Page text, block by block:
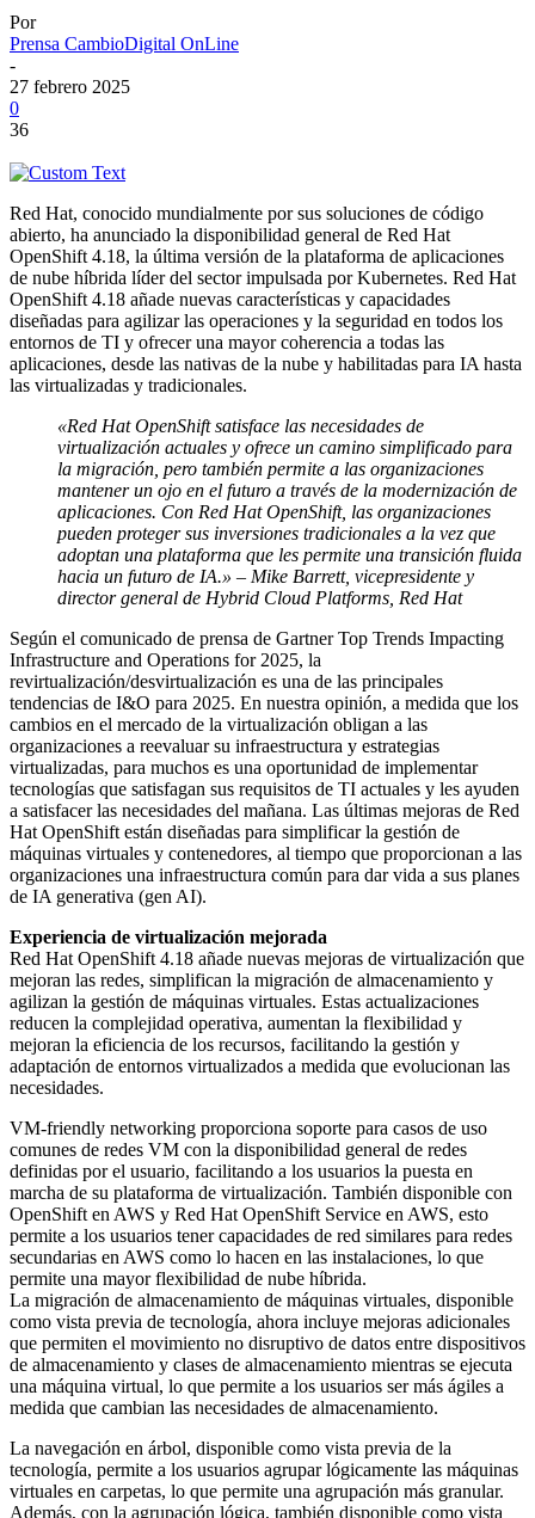
Por
Prensa CambioDigital OnLine
-
27 febrero 2025
0
36
Red Hat, conocido mundialmente por sus soluciones de código
abierto, ha anunciado la disponibilidad general de Red Hat
OpenShift 4.18, la última versión de la plataforma de aplicaciones
de nube híbrida líder del sector impulsada por Kubernetes. Red Hat
OpenShift 4.18 añade nuevas características y capacidades
diseñadas para agilizar las operaciones y la seguridad en todos los
entornos de TI y ofrecer una mayor coherencia a todas las
aplicaciones, desde las nativas de la nube y habilitadas para IA hasta
las virtualizadas y tradicionales.
«Red Hat OpenShift satisface las necesidades de
virtualización actuales y ofrece un camino simplificado para
la migración, pero también permite a las organizaciones
mantener un ojo en el futuro a través de la modernización de
aplicaciones. Con Red Hat OpenShift, las organizaciones
pueden proteger sus inversiones tradicionales a la vez que
adoptan una plataforma que les permite una transición fluida
hacia un futuro de IA.» – Mike Barrett, vicepresidente y
director general de Hybrid Cloud Platforms, Red Hat
Según el comunicado de prensa de Gartner Top Trends Impacting
Infrastructure and Operations for 2025, la
revirtualización/desvirtualización es una de las principales
tendencias de I&O para 2025. En nuestra opinión, a medida que los
cambios en el mercado de la virtualización obligan a las
organizaciones a reevaluar su infraestructura y estrategias
virtualizadas, para muchos es una oportunidad de implementar
tecnologías que satisfagan sus requisitos de TI actuales y les ayuden
a satisfacer las necesidades del mañana. Las últimas mejoras de Red
Hat OpenShift están diseñadas para simplificar la gestión de
máquinas virtuales y contenedores, al tiempo que proporcionan a las
organizaciones una infraestructura común para dar vida a sus planes
de IA generativa (gen AI).
Experiencia de virtualización mejorada
Red Hat OpenShift 4.18 añade nuevas mejoras de virtualización que
mejoran las redes, simplifican la migración de almacenamiento y
agilizan la gestión de máquinas virtuales. Estas actualizaciones
reducen la complejidad operativa, aumentan la flexibilidad y
mejoran la eficiencia de los recursos, facilitando la gestión y
adaptación de entornos virtualizados a medida que evolucionan las
necesidades.
VM-friendly networking proporciona soporte para casos de uso
comunes de redes VM con la disponibilidad general de redes
definidas por el usuario, facilitando a los usuarios la puesta en
marcha de su plataforma de virtualización. También disponible con
OpenShift en AWS y Red Hat OpenShift Service en AWS, esto
permite a los usuarios tener capacidades de red similares para redes
secundarias en AWS como lo hacen en las instalaciones, lo que
permite una mayor flexibilidad de nube híbrida.
La migración de almacenamiento de máquinas virtuales, disponible
como vista previa de tecnología, ahora incluye mejoras adicionales
que permiten el movimiento no disruptivo de datos entre dispositivos
de almacenamiento y clases de almacenamiento mientras se ejecuta
una máquina virtual, lo que permite a los usuarios ser más ágiles a
medida que cambian las necesidades de almacenamiento.
La navegación en árbol, disponible como vista previa de la
tecnología, permite a los usuarios agrupar lógicamente las máquinas
virtuales en carpetas, lo que permite una agrupación más granular.
Además, con la agrupación lógica, también disponible como vista